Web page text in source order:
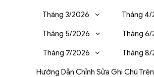
Tháng 3/2026 Tháng 4/
Tháng 5/2026 Tháng
Tháng 7/2026 Tháng
Hướng Dẫn Chỉnh Sửa Ghi Chú